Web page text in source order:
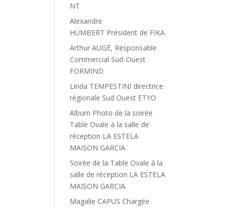
NT
Alexandre
HUMBERT Président de FIKA
Arthur AUGÉ, Responsable
Commercial Sud-Ouest
FORMIND
Linda TEMPESTINI directrice
régionale Sud Ouest ETYO
Album Photo de la soirée
Table Ovale à la salle de
réception LA ESTELA
MAISON GARCIA
Soirée de la Table Ovale à la
salle de réception LA ESTELA
MAISON GARCIA.
Magalie CAPUS Chargée